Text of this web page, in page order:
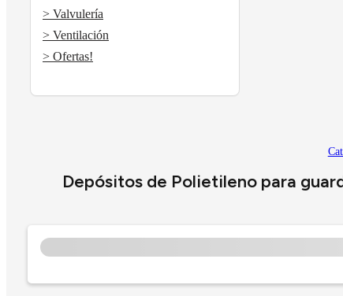
> Valvulería
> Ventilación
> Ofertas!
Depósitos de Polietileno para